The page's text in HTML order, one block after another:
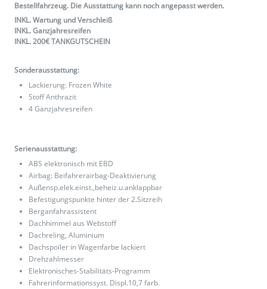
Bestellfahrzeug. Die Ausstattung kann noch angepasst werden.
INKL. Wartung und Verschleiß
INKL. Ganzjahresreifen
INKL. 200€ TANKGUTSCHEIN
Sonderausstattung:
Lackierung: Frozen White
Stoff Anthrazit
4 Ganzjahresreifen
Serienausstattung:
ABS elektronisch mit EBD
Airbag: Beifahrerairbag-Deaktivierung
Außensp.elek.einst.,beheiz.u.anklappbar
Befestigungspunkte hinter der 2.Sitzreih
Berganfahrassistent
Dachhimmel aus Webstoff
Dachreling, Aluminium
Dachspoiler in Wagenfarbe lackiert
Drehzahlmesser
Elektronisches-Stabilitäts-Programm
Fahrerinformationssyst. Displ.10,7 farb.